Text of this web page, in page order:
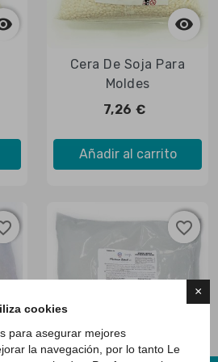
×
cookies
para asegurar mejores
la navegación, por lo tanto Le

 Vista rápida
Cera De Soja Para
Moldes
7,26 €
Añadir al carrito
favorite_border
favorite_border